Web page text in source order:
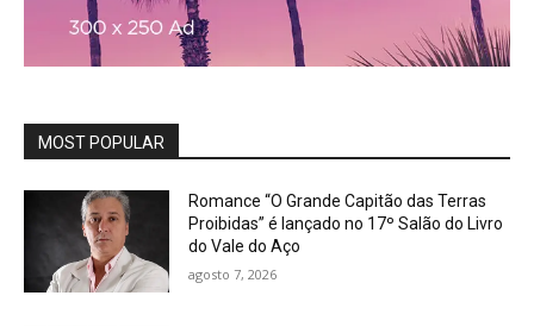
MOST POPULAR
Romance “O Grande Capitão das Terras
Proibidas” é lançado no 17º Salão do Livro
do Vale do Aço
agosto 7, 2026